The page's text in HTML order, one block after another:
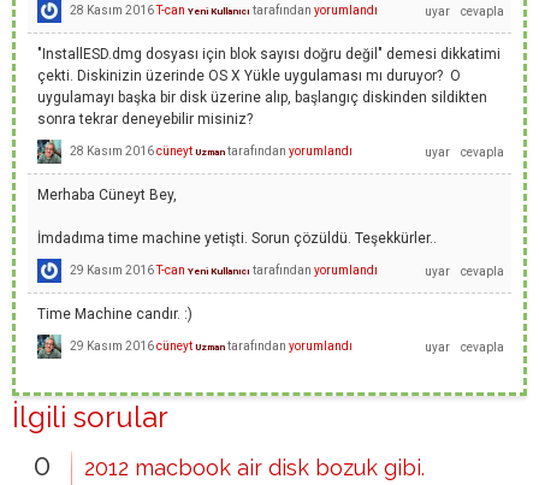
28 Kasım 2016T-can Yeni Kullanıcı tarafından yorumlandı
"InstallESD.dmg dosyası için blok sayısı doğru değil" demesi dikkatimi
çekti. Diskinizin üzerinde OS X Yükle uygulaması mı duruyor? O
uygulamayı başka bir disk üzerine alıp, başlangıç diskinden sildikten
sonra tekrar deneyebilir misiniz?
28 Kasım 2016cüneyt Uzman tarafından yorumlandı
Merhaba Cüneyt Bey,
İmdadıma time machine yetişti. Sorun çözüldü. Teşekkürler..
29 Kasım 2016T-can Yeni Kullanıcı tarafından yorumlandı
Time Machine candır. :)
29 Kasım 2016cüneyt Uzman tarafından yorumlandı
İlgili sorular
0
2012 macbook air disk bozuk gibi.